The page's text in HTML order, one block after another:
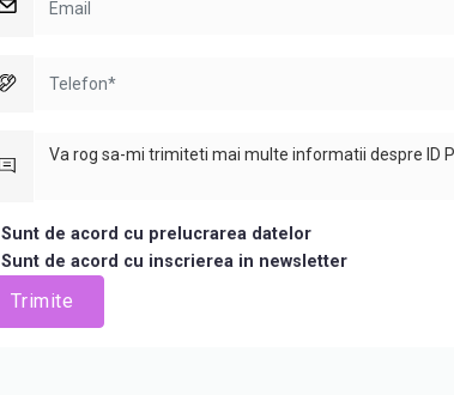
Sunt de acord cu prelucrarea datelor
Sunt de acord cu inscrierea in newsletter